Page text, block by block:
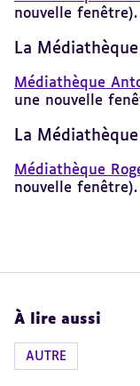
nouvelle fenêtre).
La
Médiathèque
une nouvelle
La
Médiathèque
nouvelle fenêtre).
À lire aussi
AUTRE